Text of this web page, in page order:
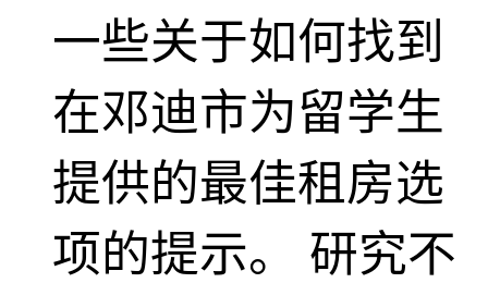
一些关于如何找到
在邓迪市为留学生
提供的最佳租房选
项的提示。 研究不